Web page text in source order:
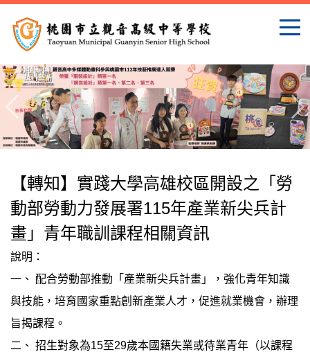
到
主
內
容
區
【轉知】實踐大學高雄校區開設之「勞
動部勞動力發展署115年產業新尖兵計
畫」青年職訓課程相關資訊
說明：
一、 配合勞動部推動「產業新尖兵計畫」，強化青年知識
與技能，培育國家重點創新產業人才，促進就業機會，辦理
旨揭課程。
二、 招生對象為15至29歲本國籍失業或待業青年（以課程